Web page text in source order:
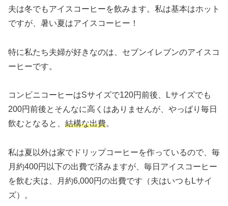
夫は冬でもアイスコーヒーを飲みます。私は基本はホット
ですが、暑い夏はアイスコーヒー！
特に私たち夫婦が好きなのは、セブンイレブンのアイスコ
ーヒーです。
コンビニコーヒーはSサイズで120円前後、Lサイズでも
200円前後とそんなに高くはありませんが、やっぱり毎日
飲むとなると、 結構な出費。
私は夏以外は家でドリップコーヒーを作っているので、毎
月約400円以下の出費で済みますが、毎日アイスコーヒー
を飲む夫は、月約6,000円の出費です（夫はいつもLサイ
ズ）。